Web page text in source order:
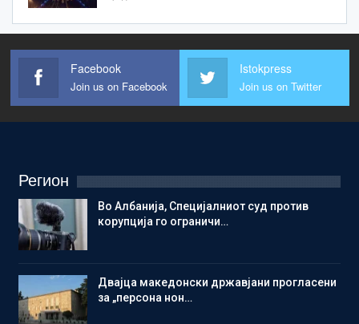
Facebook
Join us on Facebook
Istokpress
Join us on Twitter
Регион
Во Албанија, Специјалниот суд против
корупција го ограничи…
Двајца македонски државјани прогласени
за „персона нон…